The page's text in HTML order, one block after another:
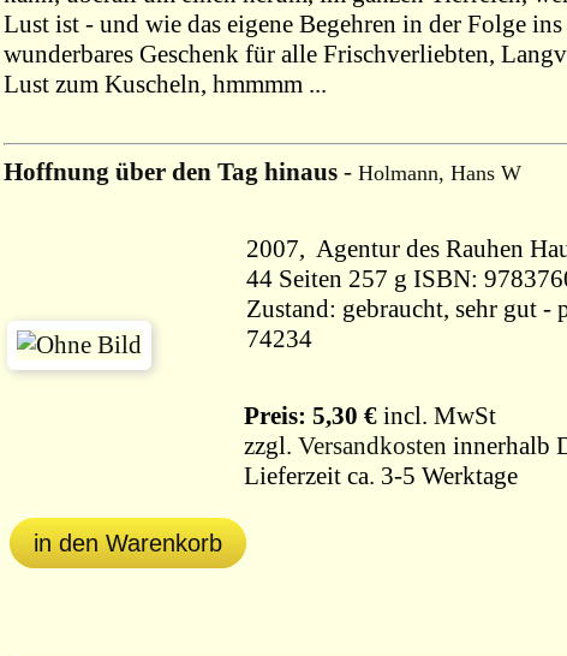
Lust ist - und wie das eigene Begehren in der Folge
wunderbares Geschenk für alle Frischverliebten,
Lust zum Kuscheln, hmmmm ...
Hoffnung über den Tag hinaus - Holmann, Hans W
44 Seiten 257 g ISBN:
Zustand: gebraucht, sehr gut
74234
Preis: 5,30 € incl. MwSt
zzgl. Versandkosten innerhalb
Lieferzeit ca. 3-5 Werktage
in den Warenkorb